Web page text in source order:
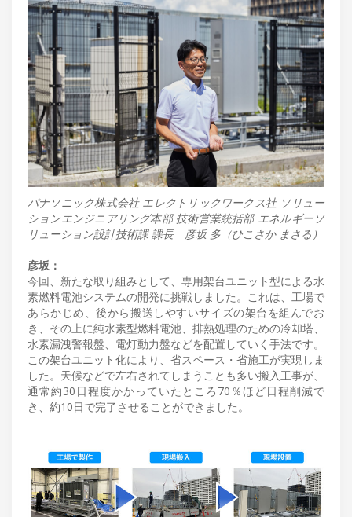
パナソニック株式会社 エレクトリックワークス社 ソリュー
ションエンジニアリング本部 技術営業統括部 エネルギーソ
リューション設計技術課 課長 彦坂 多（ひこさか まさる）
彦坂：
今回、新たな取り組みとして、専用架台ユニット型による水
素燃料電池システムの開発に挑戦しました。これは、工場で
あらかじめ、後から搬送しやすいサイズの架台を組んでお
き、その上に純水素型燃料電池、排熱処理のための冷却塔、
水素漏洩警報盤、電灯動力盤などを配置していく手法です。
この架台ユニット化により、省スペース・省施工が実現しま
した。天候などで左右されてしまうことも多い搬入工事が、
通常約30日程度かかっていたところ70％ほど日程削減で
き、約10日で完了させることができました。